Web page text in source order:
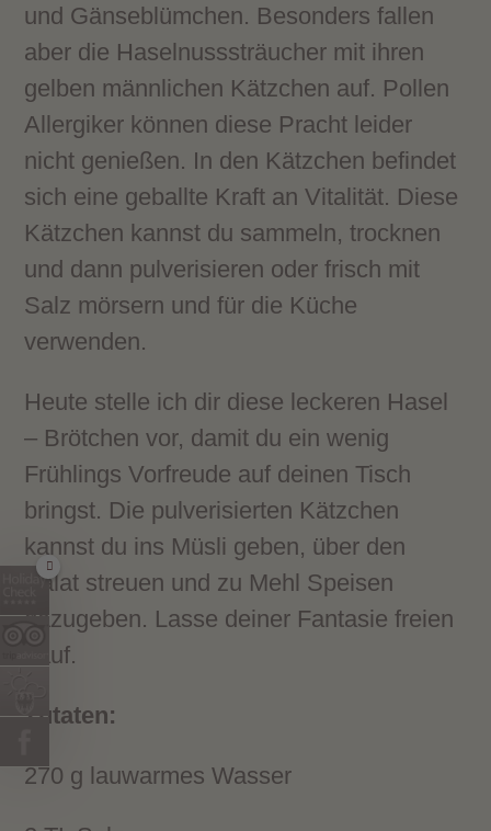
und Gänseblümchen. Besonders fallen
aber die Haselnusssträucher mit ihren
gelben männlichen Kätzchen auf. Pollen
Allergiker können diese Pracht leider
nicht genießen. In den Kätzchen befindet
sich eine geballte Kraft an Vitalität. Diese
Kätzchen kannst du sammeln, trocknen
und dann pulverisieren oder frisch mit
Salz mörsern und für die Küche
verwenden.
Heute stelle ich dir diese leckeren Hasel
– Brötchen vor, damit du ein wenig
Frühlings Vorfreude auf deinen Tisch
bringst. Die pulverisierten Kätzchen
kannst du ins Müsli geben, über den
Salat streuen und zu Mehl Speisen
dazugeben. Lasse deiner Fantasie freien
Lauf.
Zutaten:
270 g lauwarmes Wasser